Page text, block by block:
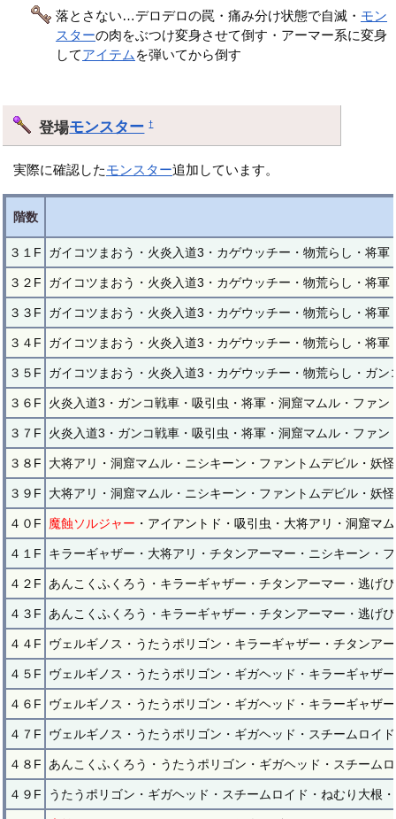
落とさない…デロデロの罠・痛み分け状態で自滅・ モン
スターの肉をぶつけ変身させて倒す・アーマー系に変身
してアイテム を弾いてから倒す
登場モンスター †
実際に確認したモンスター追加しています。
階数
３１F ガイコツまおう・火炎入道3・カゲウッチー・物荒らし・将
３２F ガイコツまおう・火炎入道3・カゲウッチー・物荒らし・将軍
３３F ガイコツまおう・火炎入道3・カゲウッチー・物荒らし・将
３４F ガイコツまおう・火炎入道3・カゲウッチー・物荒らし・将軍
３５F ガイコツまおう・火炎入道3・カゲウッチー・物荒らし・ガン
３６F 火炎入道3・ガンコ戦車・吸引虫・将軍・洞窟マムル・ファン
３７F 火炎入道3・ガンコ戦車・吸引虫・将軍・洞窟マムル・ファン
３８F 大将アリ・洞窟マムル・ニシキーン・ファントムデビル・妖
３９F 大将アリ・洞窟マムル・ニシキーン・ファントムデビル・妖
４０F 魔蝕ソルジャー ・アイアントド・吸引虫・大将アリ・洞窟マ
４１F キラーギャザー・大将アリ・チタンアーマー・ニシキーン・
４２F あんこくふくろう・キラーギャザー・チタンアーマー・逃げ
４３F あんこくふくろう・キラーギャザー・チタンアーマー・逃げ
４４F ヴェルギノス・うたうポリゴン・キラーギャザー・チタンア
４５F ヴェルギノス・うたうポリゴン・ギガヘッド・キラーギャザ
４６F ヴェルギノス・うたうポリゴン・ギガヘッド・キラーギャザ
４７F ヴェルギノス・うたうポリゴン・ギガヘッド・スチームロイ
４８F あんこくふくろう・うたうポリゴン・ギガヘッド・スチーム
４９F うたうポリゴン・ギガヘッド・スチームロイド・ねむり大根